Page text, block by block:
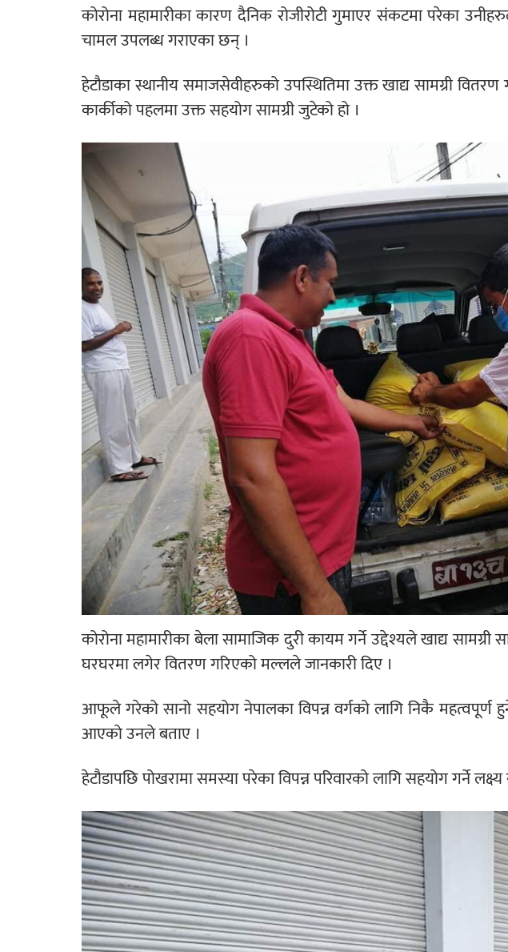
कोरोना महामारीका कारण दैनिक रोजीरोटी गुमाएर संकटमा परेका
चामल उपलब्ध गराएका छन् ।
हेटौडाका स्थानीय समाजसेवीहरुको उपस्थितिमा उक्त खाद्य सामग्री
कार्कीको पहलमा उक्त सहयोग सामग्री जुटेको हो ।
कोरोना महामारीका बेला सामाजिक दुरी कायम गर्ने उद्देश्यले खाद्य
घरघरमा लगेर वितरण गरिएको मल्लले जानकारी दिए ।
आफूले गरेको सानो सहयोग नेपालका विपन्न वर्गको लागि निकै महत्वपूर्ण
आएको उनले बताए ।
हेटौडापछि पोखरामा समस्या परेका विपन्न परिवारको लागि सहयोग गर्ने